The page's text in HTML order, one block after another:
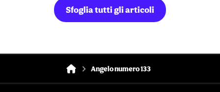
Sfoglia tutti gli articoli
Angelo numero 133